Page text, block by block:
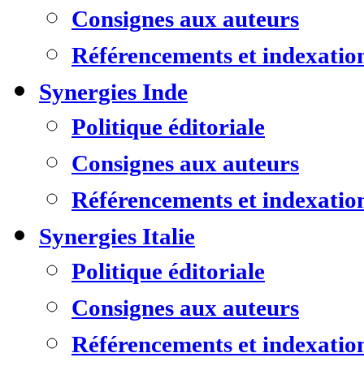
Consignes aux auteurs
Référencements et
Synergies Inde
Politique éditoriale
Consignes aux auteurs
Référencements et
Synergies Italie
Politique éditoriale
Consignes aux auteurs
Référencements et